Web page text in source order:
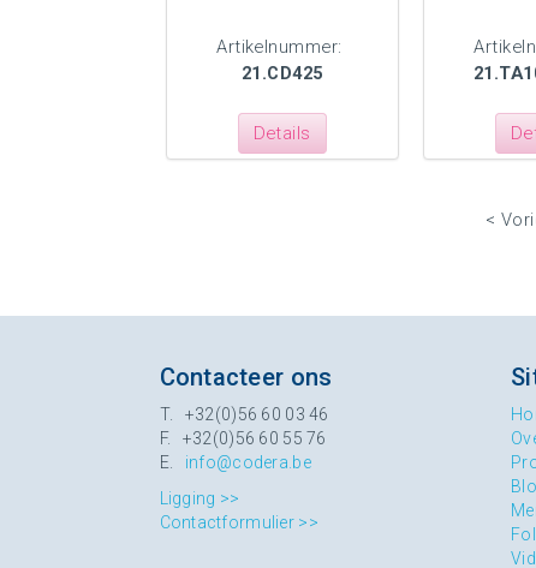
Artikelnummer:
21.CD425
Details
<
Contacteer ons
T. +32(0)56 60 03 46
F. +32(0)56 60 55 76
E. info@codera.be
Ligging >>
Contactformulier >>